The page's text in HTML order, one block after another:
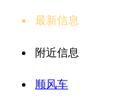
最新信息
附近信息
顺风车